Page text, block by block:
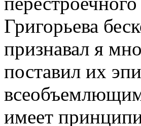
Григорьева
признавал я
поставил их
имеет